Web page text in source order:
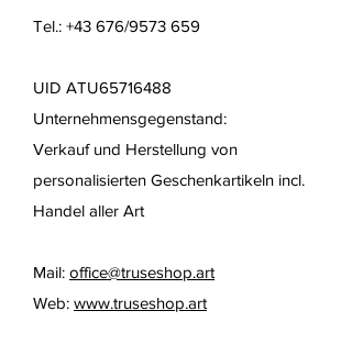
Tel.: +43 676/9573 659
UID ATU65716488
Unternehmensgegenstand:
Verkauf und Herstellung von
personalisierten Geschenkartikeln incl.
Handel aller Art
Mail: office@truseshop.art
Web: www.truseshop.art